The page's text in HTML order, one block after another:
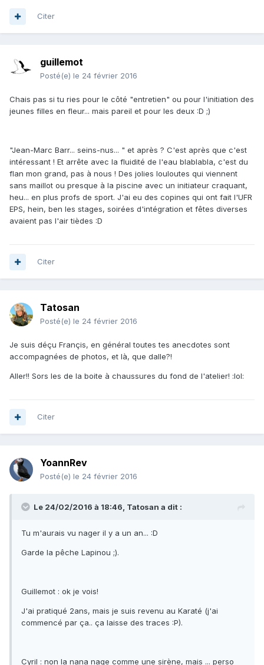
Citer
guillemot
Posté(e) le 24 février 2016
Chais pas si tu ries pour le côté "entretien" ou pour l'initiation des
jeunes filles en fleur... mais pareil et pour les deux :D ;)
"Jean-Marc Barr... seins-nus... " et après ? C'est après que c'est
intéressant ! Et arrête avec la fluidité de l'eau blablabla, c'est du
flan mon grand, pas à nous ! Des jolies louloutes qui viennent
sans maillot ou presque à la piscine avec un initiateur craquant,
heu... en plus profs de sport. J'ai eu des copines qui ont fait l'UFR
EPS, hein, ben les stages, soirées d'intégration et fêtes diverses
avaient pas l'air tièdes :D
Citer
Tatosan
Posté(e) le 24 février 2016
Je suis déçu Françis, en général toutes tes anecdotes sont
accompagnées de photos, et là, que dalle?!
Aller!! Sors les de la boite à chaussures du fond de l'atelier! :lol:
Citer
YoannRev
Posté(e) le 24 février 2016
Le 24/02/2016 à 18:46, Tatosan a dit :
Tu m'aurais vu nager il y a un an... :D
Garde la pêche Lapinou ;).
Guillemot : ok je vois!
J'ai pratiqué 2ans, mais je suis revenu au Karaté (j'ai
commencé par ça.. ça laisse des traces :P).
Cyril : non la nana nage comme une sirène, mais ... perso